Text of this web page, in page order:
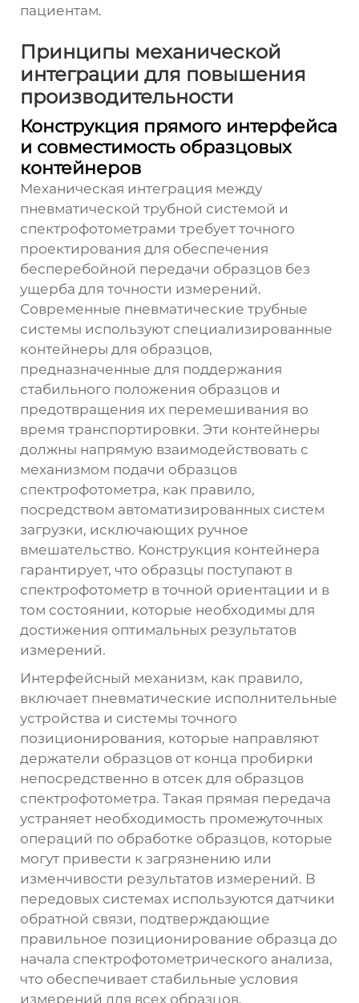
пациентам.
Принципы механической
интеграции для повышения
производительности
Конструкция прямого интерфейса
и совместимость образцовых
контейнеров
Механическая интеграция между
пневматической трубной системой и
спектрофотометрами требует точного
проектирования для обеспечения
бесперебойной передачи образцов без
ущерба для точности измерений.
Современные пневматические трубные
системы используют специализированные
контейнеры для образцов,
предназначенные для поддержания
стабильного положения образцов и
предотвращения их перемешивания во
время транспортировки. Эти контейнеры
должны напрямую взаимодействовать с
механизмом подачи образцов
спектрофотометра, как правило,
посредством автоматизированных систем
загрузки, исключающих ручное
вмешательство. Конструкция контейнера
гарантирует, что образцы поступают в
спектрофотометр в точной ориентации и в
том состоянии, которые необходимы для
достижения оптимальных результатов
измерений.
Интерфейсный механизм, как правило,
включает пневматические исполнительные
устройства и системы точного
позиционирования, которые направляют
держатели образцов от конца пробирки
непосредственно в отсек для образцов
спектрофотометра. Такая прямая передача
устраняет необходимость промежуточных
операций по обработке образцов, которые
могут привести к загрязнению или
изменчивости результатов измерений. В
передовых системах используются датчики
обратной связи, подтверждающие
правильное позиционирование образца до
начала спектрофотометрического анализа,
что обеспечивает стабильные условия
измерений для всех образцов.